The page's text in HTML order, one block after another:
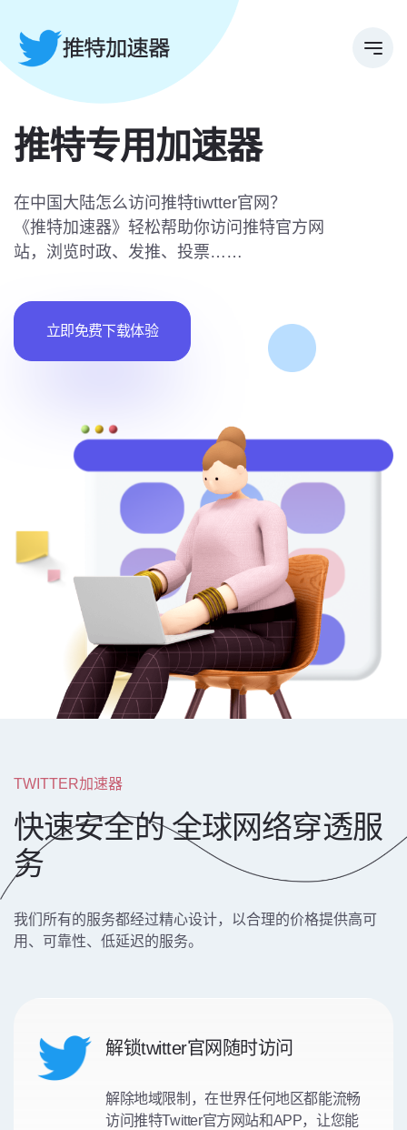
推特专用加速器
在中国大陆怎么访问推特tiwtter官网？
《推特加速器》轻松帮助你访问推特官方网
站，浏览时政、发推、投票……
立即免费下载体验
TWITTER加速器
快速安全的 全球网络穿透服
务
我们所有的服务都经过精心设计，以合理的价格提供高可
用、可靠性、低延迟的服务。
解锁twitter官网随时访问
解除地域限制，在世界任何地区都能流畅
访问推特Twitter官方网站和APP，让您能